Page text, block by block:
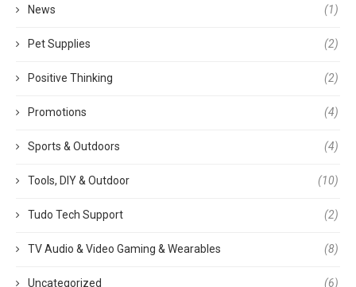
News (1)
Pet Supplies (2)
Positive Thinking (2)
Promotions (4)
Sports & Outdoors (4)
Tools, DIY & Outdoor (10)
Tudo Tech Support (2)
TV Audio & Video Gaming & Wearables (8)
Uncategorized (6)